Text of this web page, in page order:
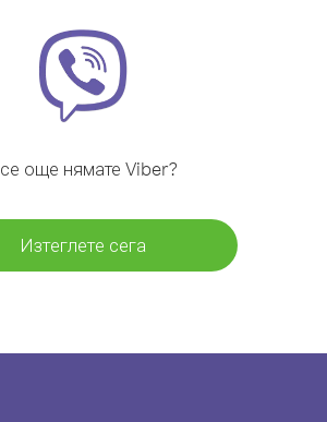
още нямате Viber?
Изтеглете сега